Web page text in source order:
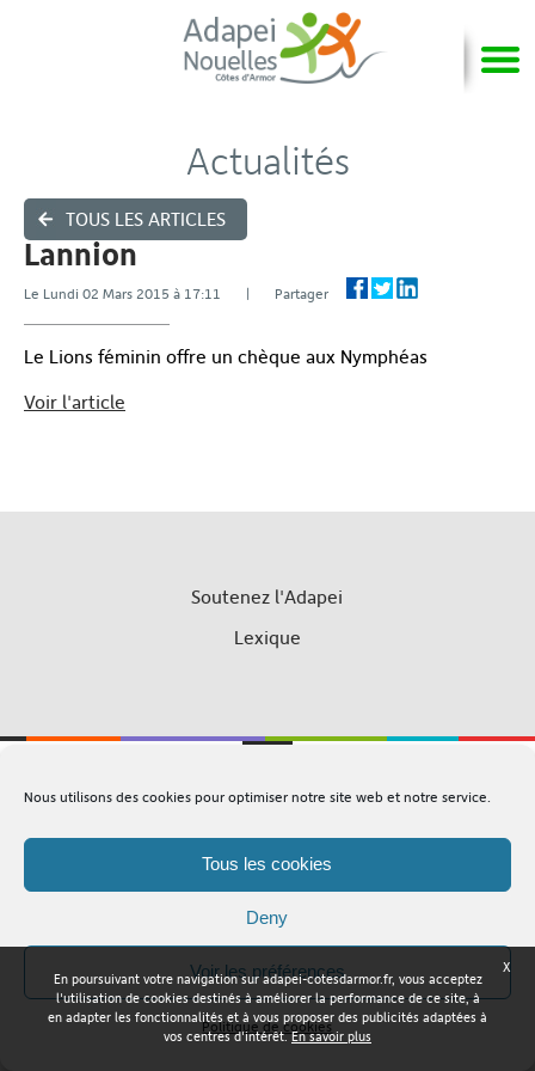
Nous utilisons des cookies pour optimiser notre site web et notre service.
Tous les cookies
Deny
Voir les préférences
Politique de cookies
TOUS LES ARTICLES
Actualités
Lannion
Le Lundi 02 Mars 2015 à 17:11 | Partager
Le Lions féminin offre un chèque aux Nymphéas
Voir l'article
Soutenez l'Adapei
Lexique
X
En poursuivant votre navigation sur adapei-cotesdarmor.fr, vous acceptez
l'utilisation de cookies destinés à améliorer la performance de ce site, à
en adapter les fonctionnalités et à vous proposer des publicités adaptées à
vos centres d'intérêt.En savoir plus